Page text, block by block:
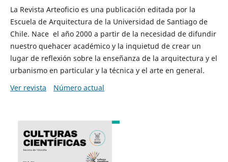
La Revista Arteoficio es una publicación editada por la
Escuela de Arquitectura de la Universidad de Santiago de
Chile. Nace el año 2000 a partir de la necesidad de difundir
nuestro quehacer académico y la inquietud de crear un
lugar de reflexión sobre la enseñanza de la arquitectura y el
urbanismo en particular y la técnica y el arte en general.
Ver revista
Número actual